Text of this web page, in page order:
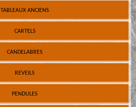
TABLEAUX ANCIENS
CARTELS
CANDELABRES
REVEILS
PENDULES